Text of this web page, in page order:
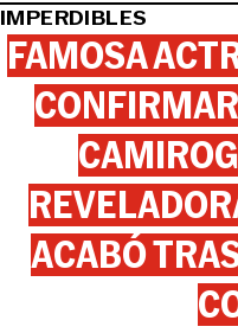
IMPERDIBLES
FAMOSA
ACABÓ